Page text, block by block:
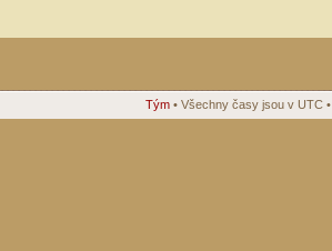
Tým • Všechny časy jsou v UTC •